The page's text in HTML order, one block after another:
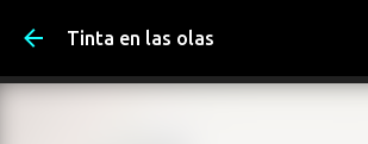
Ir al contenido principal
Tinta en las olas